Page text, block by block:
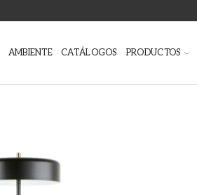
AMBIENTE CATÁLOGOS PRODUCTOS